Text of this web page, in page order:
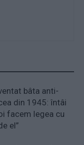
bâta anti-
din 1945: întâi
facem legea cu
el”